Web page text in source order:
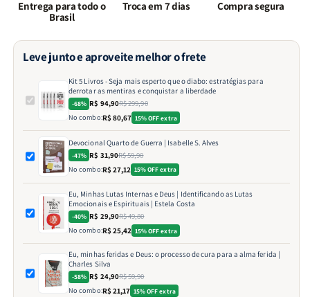
Entrega para todo o
Brasil
Troca em 7 dias Compra segura
Leve junto e aproveite melhor o frete
Kit 5 Livros - Seja mais esperto que o diabo: estratégias para
derrotar as mentiras e conquistar a liberdade
-68% R$ 94,90R$ 299,90
No combo:R$ 80,67 15% OFF extra
Devocional Quarto de Guerra | Isabelle S. Alves
-47% R$ 31,90R$ 59,90
No combo:R$ 27,12 15% OFF extra
Eu, Minhas Lutas Internas e Deus | Identificando as Lutas
Emocionais e Espirituais | Estela Costa
-40% R$ 29,90R$ 49,80
No combo:R$ 25,42 15% OFF extra
Eu, minhas feridas e Deus: o processo de cura para a alma ferida |
Charles Silva
-58% R$ 24,90R$ 59,90
No combo:R$ 21,17 15% OFF extra